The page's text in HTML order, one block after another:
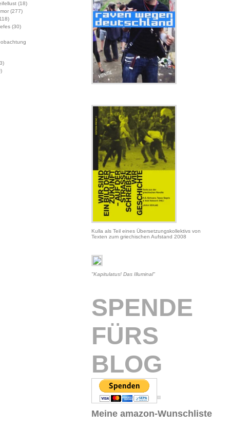
(18)
(277)
(30)
Kulla als Teil eines Übersetzungskollektivs von
Texten zum griechischen Aufstand 2008
"Kapitulatus! Das Illuminal"
SPENDE
FÜRS
BLOG
Meine amazon-Wunschliste